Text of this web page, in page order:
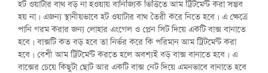
হট ওয়াটার বাথ বড় না হওয়ায় বানিজ্যিক ভিত্তিতে আম ট্রিটমেন্ট করা সম্ভব
হয় না। এজন্য স্থানীয়ভাবে হট ওয়াটার বাথ তৈরী করে নিতে হবে। এ ক্ষেত্রে
পানি গরম করার জন্য লোহার এংগেল ও প্লেন সিট দিয়ে একটি বাক্স বানাতে
হবে। বাক্সটি কত বড় হবে তা নির্ভর করে কি পরিমান আম ট্রিটমেন্ট করা
হবে। বেশী আম ট্রিটমেন্ট করতে হলে অবশ্যই বড় বাক্স বানাতে হবে। এ
বাক্সের চেয়ে কিছুটা ছোট আর একটি বাক্স নেট দিয়ে এমনভাবে বানাতে হবে